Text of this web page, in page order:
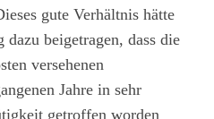
gute Verhältnis hätte
dazu beigetragen, dass die
versehenen
Jahre in sehr
getroffen worden